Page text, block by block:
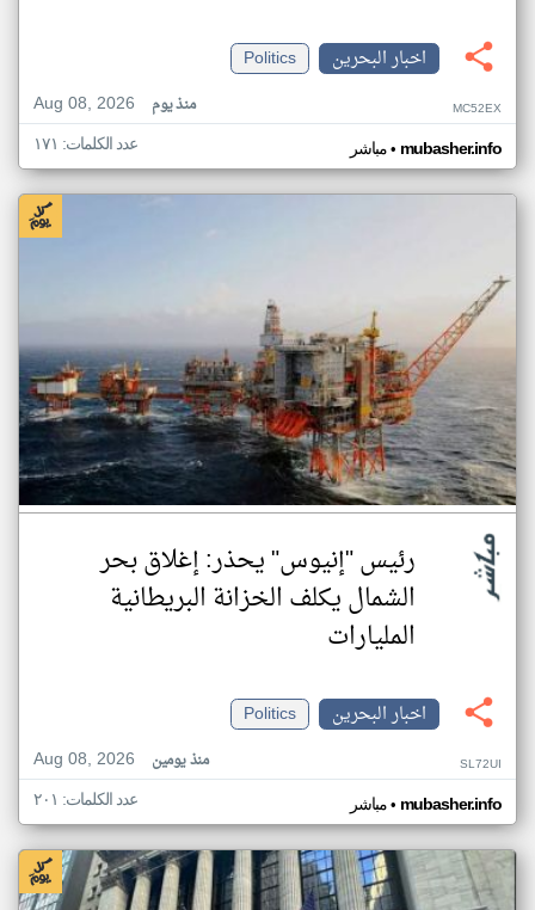
اخبار البحرين
Politics
Aug 08, 2026
منذ يوم MC52EX
مباشر• mubasher.info عدد الكلمات: ١٧١
رئيس "إنيوس" يحذر: إغلاق بحر
الشمال يكلف الخزانة البريطانية
المليارات
اخبار البحرين
Politics
Aug 08, 2026
منذ يومين SL72UI
مباشر• mubasher.info عدد الكلمات: ٢٠١